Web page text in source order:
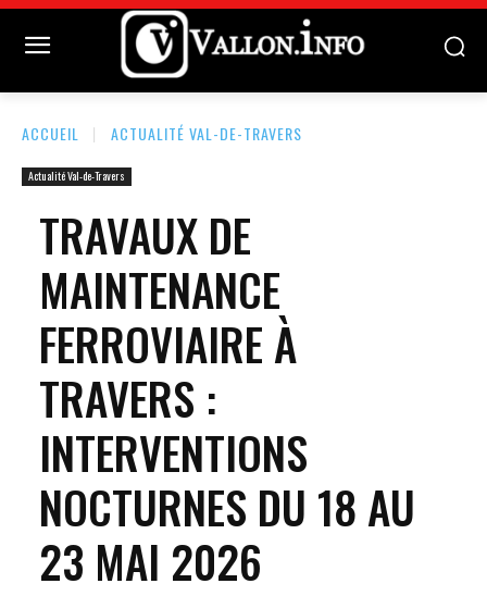
ACCUEIL ACTUALITÉ VAL-DE-TRAVERS
Actualité Val-de-Travers
TRAVAUX DE
MAINTENANCE
FERROVIAIRE À
TRAVERS :
INTERVENTIONS
NOCTURNES DU 18 AU
23 MAI 2026